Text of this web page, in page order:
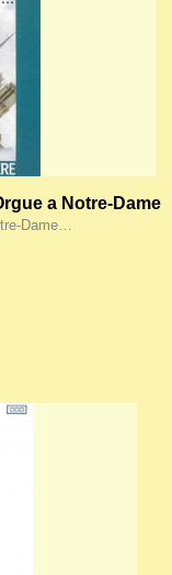
a Notre-Dame
Dame…